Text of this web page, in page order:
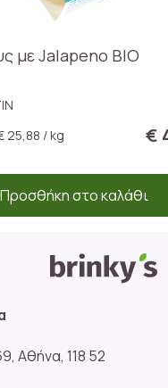
με Jalapeno ΒΙΟ
25,88 / kg
€
Προσθήκη στο καλάθι
Αθήνα, 118 52